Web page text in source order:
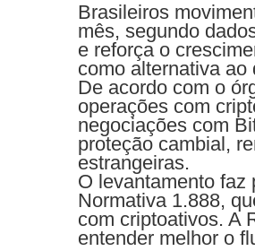
Brasileiros
mês, segundo
e reforça o
como alternativa ao
De acordo com o
operações com
negociações com
proteção cambial,
estrangeiras.
O levantamento faz
Normativa 1.888,
com criptoativos. A
entender melhor o